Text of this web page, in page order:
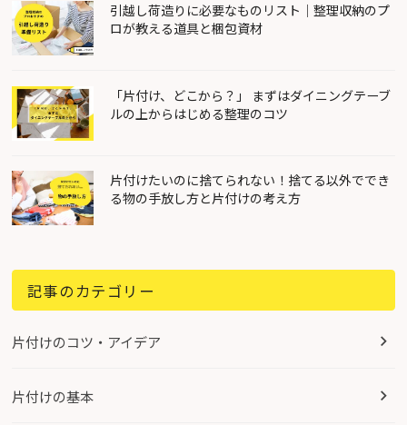
引越し荷造りに必要なものリスト｜整理収納のプ
ロが教える道具と梱包資材
「片付け、どこから？」 まずはダイニングテーブ
ルの上からはじめる整理のコツ
片付けたいのに捨てられない！捨てる以外ででき
る物の手放し方と片付けの考え方
記事のカテゴリー
片付けのコツ・アイデア
片付けの基本